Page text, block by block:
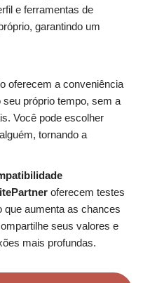
e ferramentas de
garantindo um
oferecem a conveniência
próprio tempo, sem a
Você pode escolher
tornando a
oferecem testes
que aumenta as chances
seus valores e
mais profundas.